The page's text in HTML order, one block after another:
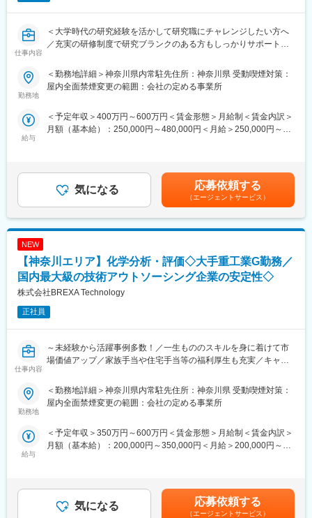
変更の範囲：会社の定める業務
多様なジャンルの経験を積む事が可能です。
上場企業を中心とした大手メーカーにスキル・知識・経験を提供
化学系（有機、無機、高分子、材料、錯体、触媒、天然物、電気
分析系（医薬品分析、単離・精製、成分分析、構造解析、バリデ
ーション、抽出など）
■働く環境：
配属先によって多少前後しますが全社月平均残業時間は20時間程
です。また、年休120日程度や充実した教育制度など働きやすい
環境を整えております。
■キャリア形成：
2年～3年程度アサイン案件に携わります。半年に1度営業とプロ
ジェクトリーダーと面談し、自身の状態や希望の案件のヒアリン
グを行い、次回案件アサイン時に適切なプロジェクトに配属でき
るような体制を整えています。そのため、多種多様な業界のクラ
イアント先プロジェクトを担当することができ、幅広い知識とス
キルを身に付けることができます。
変更の範囲：会社の定める業務
仕事内容
＜大学時代の研究経験を活かして研究職にチャレンジしたい方へ
／充実の研修制度で研究ブランクのある方もしっかりサポート＞
当社と取引のある化学メーカーや製薬メーカー・大学・研究開発
部門等にて、研究業務を行います。
化学系（有機、無機、高分子、材料、錯体、触媒、天然物、電気
など）、分析系（医薬品分析、単離・精製、成分分析、構造解
※基礎研究部門や開発研究部門と様々な開発フェーズに活躍の場が
あります。※実際の担当業務は過去のご経験や面接を通じて決定し
ます。
■当社の魅力：
上場企業を中心とした大手メーカーに研究者のスキル・知識・経
験を提供しております。
プロジェクトはいずれも、新素材の開発や医薬品の探索といった
未来の新製品や新技術の礎となる研究開発です。
■働く環境：
度になります。また、年休120日程度や充実した教育制度など働
きやすい環境を整えております。
2年～3年程度アサイン案件に携わります。半年に1度営業とプロ
ジェクトリーダーと面談し、自身の状態や希望の案件のヒアリン
るような体制を整えています。そのため、多種多様な業界のクラ
イアント先プロジェクトを担当することができ、幅広い知識とス
勤務地
＜勤務地詳細＞神奈川県内常駐先住所：神奈川県 受動喫煙対策：
屋内全面禁煙変更の範囲：会社の定める事業所
給与
＜予定年収＞400万円～600万円＜賃金形態＞月給制＜賃金内訳＞
月額（基本給）：250,000円～480,000円＜月給＞250,000円～
の金額であり、選考を通じて上下する可能性があります。月給(月
額)は固定手当を含めた表記です。
気になる 応募依頼する
（エージェントサービス）
NEW
【神奈川エリア】化学分析・評価◇大手重工業G勤務／
国内最大級の技術アウトソーシング企業の安定性◇
株式会社BREXA Technology
正社員
仕事内容
～未経験から活躍事例多数！／一生もののスキルを身に着けて市
場価値アップ／家族手当や住宅手当等の福利厚生も充実／キャリ
■業務内容：
（1）化学分析業務
（2）材料分析業務
■未経験の方のご活躍事例：
勤務地
＜勤務地詳細＞神奈川県内常駐先住所：神奈川県 受動喫煙対策：
屋内全面禁煙変更の範囲：会社の定める事業所
給与
＜予定年収＞350万円～600万円＜賃金形態＞月給制＜賃金内訳＞
月額（基本給）：200,000円～350,000円＜月給＞200,000円～
の金額であり、選考を通じて上下する可能性があります。月給(月
額)は固定手当を含めた表記です。
気になる 応募依頼する
（エージェントサービス）